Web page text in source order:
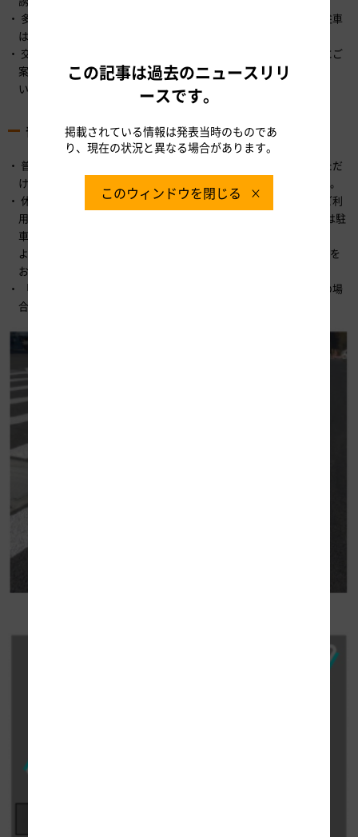
多くのお客さまが効率的に休憩をとっていただけるよう、長時間駐車
はご遠慮ください。
交通混雑期などは事故防止のため誘導員が車種と異なる駐車マスにご
案内することがありますので、誘導員の案内に従ってご走行くださ
い。
普通車・大型車兼用マスのご利用方法
普通車・大型車兼用マスは大型車と普通車のどちらでもご利用いただ
ける駐車マスで、一部の休憩施設では青色ラインで明示しています。
休日（昼間）は普通車のご利用が多く、平日（夜間）は大型車のご利
用が多くなっています。普通車が1台でも駐車していると、大型車は駐
車することができません。
より多くのお客さまが駐車できるよう、普通車は縦列駐車にご協力を
お願いいたします。
「兼用マス」は、普通車、大型車それぞれの専用駐車マスが満車の場
合にご利用ください。
この記事は過去のニュースリリ
ースです。
掲載されている情報は発表当時のものであ
り、現在の状況と異なる場合があります。
このウィンドウを閉じる